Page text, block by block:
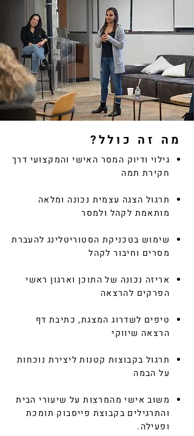
מה זה כולל?
גילוי ודיוק המסר האישי והמקצועי דרך
חקירת תמה
​תרגול הצגה עצמית נכונה ומלאה
מותאמת לקהל ולמסר
​שימוש בטכניקת הסטוריטלינג להעברת
מסרים וחיבור לקהל
​אריזה נכונה של התוכן וארגון ראשי
הפרקים להרצאה
​טיפים לשדרוג המצגת, כתיבת דף
הרצאה שיווקי
​תרגול בקבוצות קטנות ליצירת נוכחות
על הבמה
​משוב אישי מהמרצות על שיעורי הבית
והתרגילים בקבוצת פייסבוק תומכת
ופעילה.